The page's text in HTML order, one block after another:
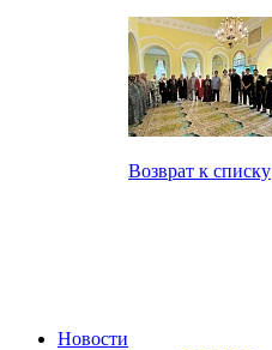
Возврат к списку
Новости